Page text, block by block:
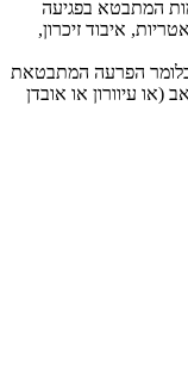
המתבטא בפגיעה
איבוד זיכרון,
הפרעה המתבטאת
(או עיוורון או אובדן